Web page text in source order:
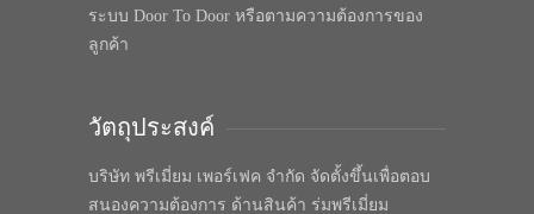
ระบบ Door To Door หรือตามความต้องการของ
ลูกค้า
วัตถุประสงค์
บริษัท พรีเมี่ยม เพอร์เฟค จำกัด จัดตั้งขึ้นเพื่อตอบ
สนองความต้องการ ด้านสินค้า ร่มพรีเมี่ยม